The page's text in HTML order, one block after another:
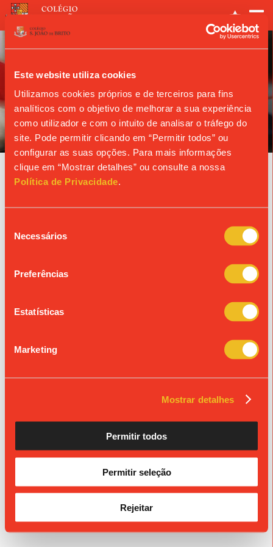
Este website utiliza cookies
Utilizamos cookies próprios e de terceiros para fins
analíticos com o objetivo de melhorar a sua experiência
como utilizador e com o intuito de analisar o tráfego do
site. Pode permitir clicando em “Permitir todos” ou
configurar as suas opções. Para mais informações
clique em “Mostrar detalhes” ou consulte a nossa
Política de Privacidade.
Necessários
Preferências
Estatísticas
Marketing
Mostrar detalhes
Permitir todos
Permitir seleção
Rejeitar
ANO LETIVO
Agenda
07/04/2027
MISSA DE TURMA | 5.º B
Propriedade da Fundação S. João de Brito, Alvará n.º 980.